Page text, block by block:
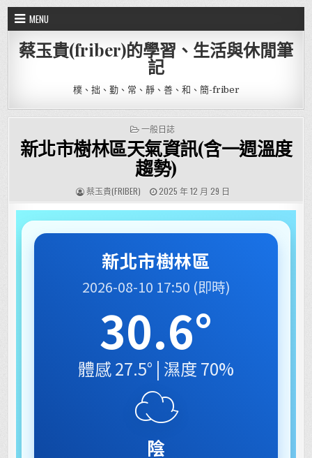
Skip to content
MENU
蔡玉貴(friber)的學習、生活與休閒筆
記
樸、拙、勤、常、靜、善、和、簡-friber
POSTED IN
一般日誌
新北市樹林區天氣資訊(含一週溫度
趨勢)
AUTHOR:
蔡玉貴(FRIBER) PUBLISHED DATE:
2025 年 12 月 29 日